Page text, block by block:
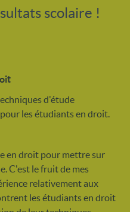
scolaire !
d'étude
les étudiants en droit.
en droit pour mettre sur
C'est le fruit de mes
relativement aux
les étudiants en droit